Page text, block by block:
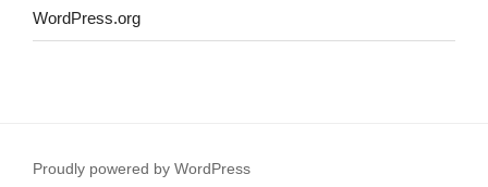
WordPress.org
Proudly powered by WordPress